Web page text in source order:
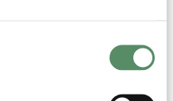
om din placering,
for få meter
på en scanning af